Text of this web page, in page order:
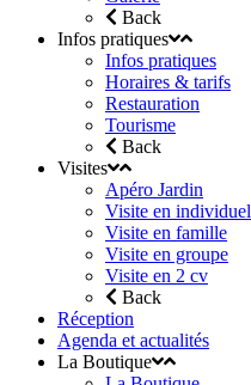
Back
Infos pratiques
Infos pratiques
Horaires & tarifs
Restauration
Tourisme
Back
Visites
Apéro Jardin
Visite en individuel
Visite en famille
Visite en groupe
Visite en 2 cv
Back
Réception
Agenda et actualités
La Boutique